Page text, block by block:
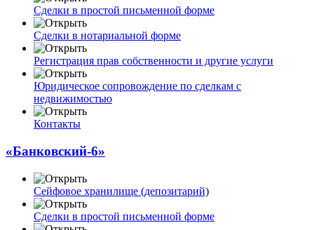
Сделки в простой письменной форме
Сделки в нотариальной форме
Регистрация прав собственности и другие услуги
Юридическое сопровождение по сделкам с
недвижимостью
Контакты
«Банковский-6»
Сейфовое хранилище (депозитарий)
Сделки в простой письменной форме